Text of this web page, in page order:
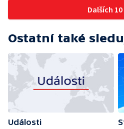
Dalších
Ostatní také
Události